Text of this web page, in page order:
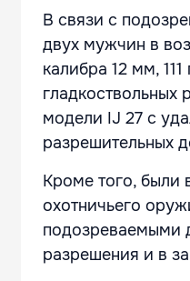
В связи с
двух мужчин в
калибра 12 мм,
модели IJ 27 с
разрешительных
Кроме того, были
охотничьего
подозреваемыми
разрешения и в